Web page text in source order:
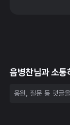
음병찬님과 소통